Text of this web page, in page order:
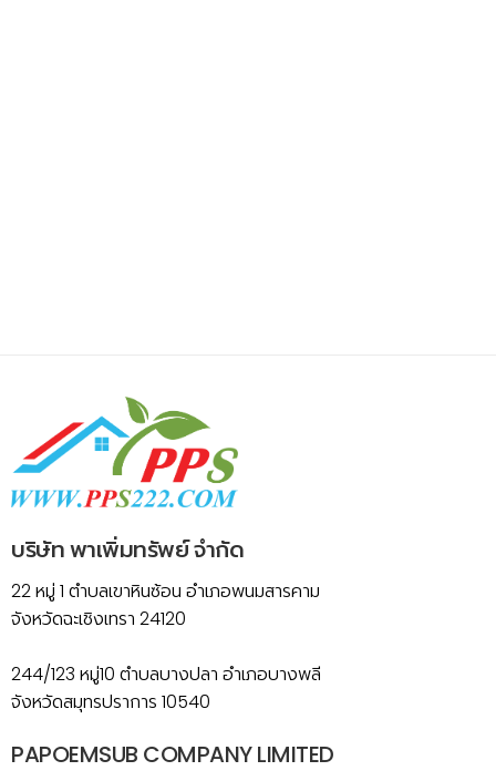
บริษัท พาเพิ่มทรัพย์ จำกัด
22 หมู่ 1 ตำบลเขาหินซ้อน อำเภอพนมสารคาม
จังหวัดฉะเชิงเทรา 24120
244/123 หมู่10 ตำบลบางปลา อำเภอบางพลี
จังหวัดสมุทรปราการ 10540
PAPOEMSUB COMPANY LIMITED